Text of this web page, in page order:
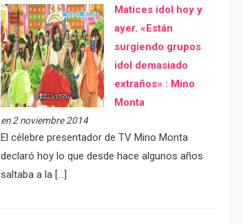
Matices idol hoy y
ayer. «Están
surgiendo grupos
idol demasiado
extraños» : Mino
Monta
en 2 noviembre 2014
El célebre presentador de TV Mino Monta
declaró hoy lo que desde hace algunos años
saltaba a la […]